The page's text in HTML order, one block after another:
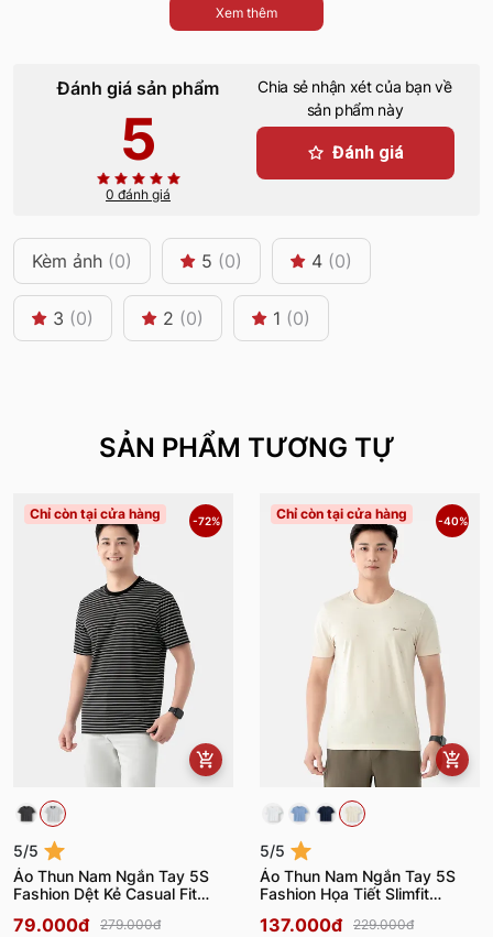
Xem thêm
Đánh giá sản phẩm
5
0 đánh giá
Chia sẻ nhận xét của bạn về
sản phẩm này
Đánh giá
Kèm ảnh (0) 5 (0) 4 (0)
3 (0) 2 (0) 1 (0)
SẢN PHẨM TƯƠNG TỰ
Chỉ còn tại cửa hàng -72%
5/5
Áo Thun Nam Ngắn Tay 5S
Fashion Dệt Kẻ Casual Fit
79.000đ
279.000đ
Chỉ còn tại cửa hàng -40%
5/5
Áo Thun Nam Ngắn Tay 5S
Fashion Họa Tiết Slimfit
137.000đ
229.000đ